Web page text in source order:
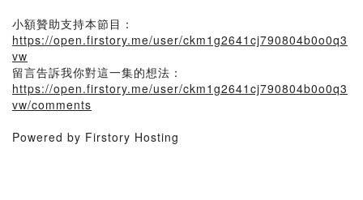
小額贊助支持本節目：
https://open.firstory.me/user/ckm1g2641cj790804b0o0q3
vw
留言告訴我你對這一集的想法：
https://open.firstory.me/user/ckm1g2641cj790804b0o0q3
vw/comments
Powered by Firstory Hosting